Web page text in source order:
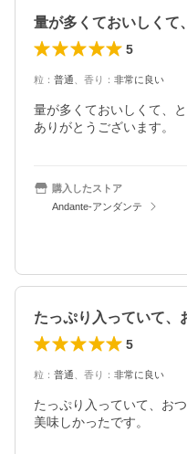
5
粒 ： 普通 香り ： 非常に良い
量が多くておいしくて、と
ありがとうございます。
購入したストア
Andante-アンダンテ
5
粒 ： 普通 香り ： 非常に良い
たっぷり入っていて、お
美味しかったです。